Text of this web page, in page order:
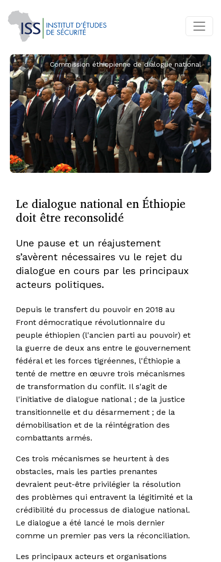
Commission éthiopienne de dialogue national
Le dialogue national en Éthiopie
doit être reconsolidé
Une pause et un réajustement
s’avèrent nécessaires vu le rejet du
dialogue en cours par les principaux
acteurs politiques.
Depuis le transfert du pouvoir en 2018 au
Front démocratique révolutionnaire du
peuple éthiopien (l'ancien parti au pouvoir) et
la guerre de deux ans entre le gouvernement
fédéral et les forces tigréennes, l'Éthiopie a
tenté de mettre en œuvre trois mécanismes
de transformation du conflit. Il s'agit de
l'initiative de dialogue national ; de la justice
transitionnelle et du désarmement ; de la
démobilisation et de la réintégration des
combattants armés.
Ces trois mécanismes se heurtent à des
obstacles, mais les parties prenantes
devraient peut-être privilégier la résolution
des problèmes qui entravent la légitimité et la
crédibilité du processus de dialogue national.
Le dialogue a été lancé le mois dernier
comme un premier pas vers la réconciliation.
Les principaux acteurs et organisations